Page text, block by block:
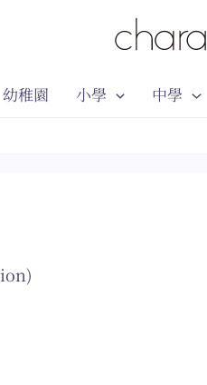
幼稚園 小學 中學